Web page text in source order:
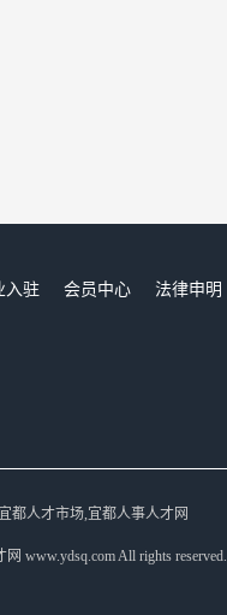
入驻 会员中心
法律申明
都人才市场,宜都人事人才网
www.ydsq.com All rights reserved.